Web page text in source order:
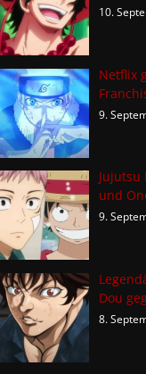
10.
Netflix
9.
Jujutsu
und
9.
Dou
8.